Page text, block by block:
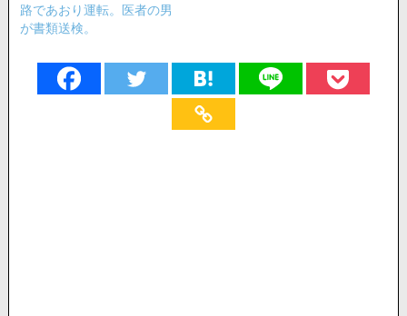
路であおり運転。医者の男
が書類送検。